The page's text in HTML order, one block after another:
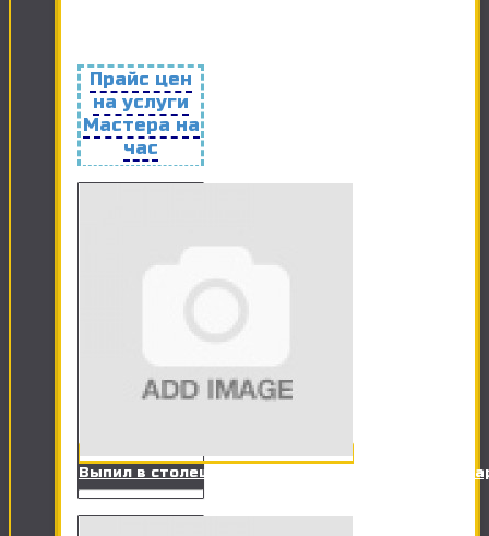
Прайс цен
на услуги
Мастера на
час
Выпил в столешницах ДСП под оборудование